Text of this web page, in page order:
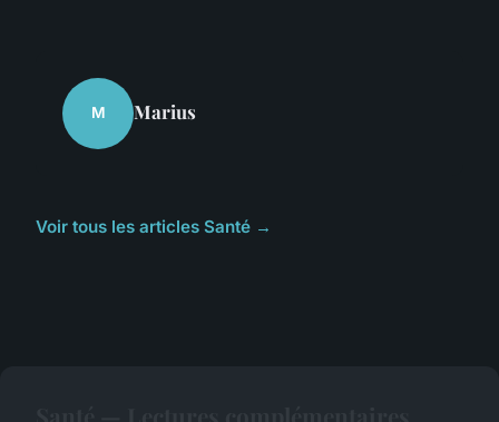
M Marius
Voir tous les articles Santé →